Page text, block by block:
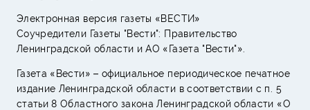
Электронная версия газеты «ВЕСТИ»
Соучредители Газеты "Вести": Правительство
Ленинградской области и АО «Газета "Вести"».
Газета «Вести» – официальное периодическое печатное
издание Ленинградской области в соответствии с п. 5
статьи 8 Областного закона Ленинградской области «О